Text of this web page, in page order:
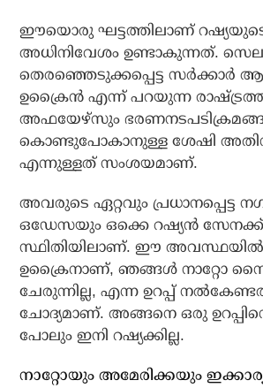
ഈയൊരു ഘട്ടത്തിലാണ്
അധിനിവേശം ഉണ്ടാകുന്നത്.
തെരഞ്ഞെടുക്കപ്പെട്ട സര്‍ക്കാര്‍
ഉക്രൈന്‍ എന്ന് പറയുന്ന
അഫയേഴ്‌സും
കൊണ്ടുപോകാനുള്ള ശേഷി
എന്നുള്ളത് സംശയമാണ്.
അവരുടെ ഏറ്റവും പ്രധാനപ്പെട്ട
ഒഡേസയും ഒക്കെ റഷ്യന്‍ സേനക്ക്
സ്ഥിതിയിലാണ്. ഈ
ഉക്രൈനാണ്, ഞങ്ങള്‍ നാറ്റോ
ചേരുന്നില്ല, എന്ന ഉറപ്പ്
ചോദ്യമാണ്. അങ്ങനെ ഒരു
പോലും ഇനി റഷ്യക്കില്ല.
നാറ്റോയും അമേരിക്കയും